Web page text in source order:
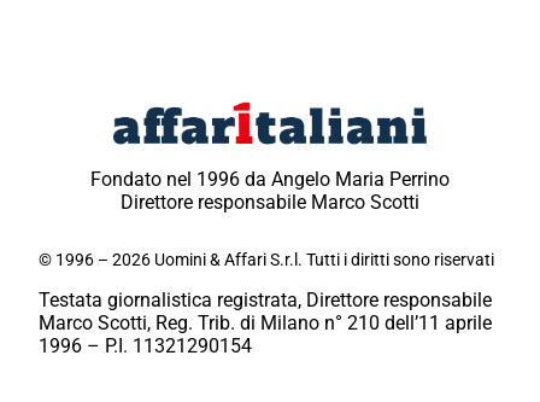
Fondato nel 1996 da Angelo Maria Perrino
Direttore responsabile Marco Scotti
© 1996 – 2026 Uomini & Affari S.r.l. Tutti i diritti sono riservati
Testata giornalistica registrata, Direttore responsabile
Marco Scotti, Reg. Trib. di Milano n° 210 dell’11 aprile
1996 – P.I. 11321290154